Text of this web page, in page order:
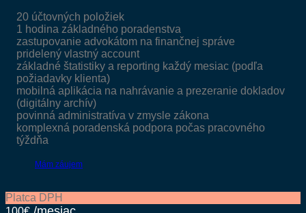
20 účtovných položiek
1 hodina základného poradenstva
zastupovanie advokátom na finančnej správe
pridelený vlastný account
základné štatistiky a reporting každý mesiac (podľa
požiadavky klienta)
mobilná aplikácia na nahrávanie a prezeranie dokladov
(digitálny archív)
povinná administratíva v zmysle zákona
komplexná poradenská podpora počas pracovného
týždňa
Mám záujem
Platca DPH